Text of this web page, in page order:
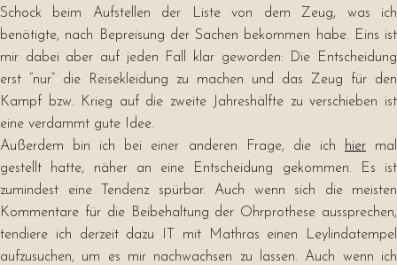
Schock beim Aufstellen der Liste von dem Zeug, was ich
benötigte, nach Bepreisung der Sachen bekommen habe. Eins ist
mir dabei aber auf jeden Fall klar geworden: Die Entscheidung
erst “nur” die Reisekleidung zu machen und das Zeug für den
Kampf bzw. Krieg auf die zweite Jahreshälfte zu verschieben ist
eine verdammt gute Idee.
Außerdem bin ich bei einer anderen Frage, die ich hiermal
gestellt hatte, näher an eine Entscheidung gekommen. Es ist
zumindest eine Tendenz spürbar. Auch wenn sich die meisten
Kommentare für die Beibehaltung der Ohrprothese aussprechen,
tendiere ich derzeit dazu IT mit Mathras einen Leylindatempel
aufzusuchen, um es mir nachwachsen zu lassen. Auch wenn ich